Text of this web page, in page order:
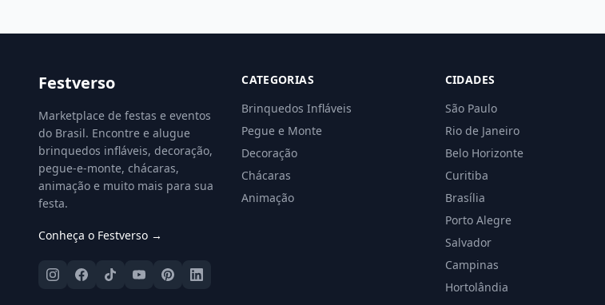
Festverso
Marketplace de festas e eventos
do Brasil. Encontre e alugue
brinquedos infláveis, decoração,
pegue-e-monte, chácaras,
animação e muito mais para sua
festa.
Conheça o Festverso →
CATEGORIAS
Brinquedos Infláveis
Pegue e Monte
Decoração
Chácaras
Animação
CIDADES
São Paulo
Rio de Janeiro
Belo Horizonte
Curitiba
Brasília
Porto Alegre
Salvador
Campinas
Hortolândia